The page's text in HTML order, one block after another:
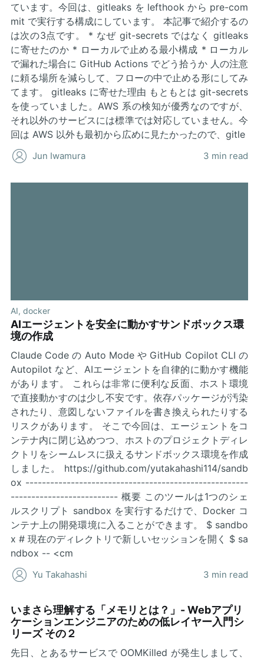
ています。今回は、gitleaks を lefthook から pre-com
mit で実行する構成にしています。 本記事で紹介するの
は次の3点です。 * なぜ git-secrets ではなく gitleaks
に寄せたのか * ローカルで止める最小構成 * ローカル
で漏れた場合に GitHub Actions でどう拾うか 人の注意
に頼る場所を減らして、フローの中で止める形にしてみ
てます。 gitleaks に寄せた理由 もともとは git-secrets
を使っていました。AWS 系の検知が優秀なのですが、
それ以外のサービスには標準では対応していません。今
回は AWS 以外も最初から広めに見たかったので、gitle
Jun Iwamura 3 min read
AI, docker
AIエージェントを安全に動かすサンドボックス環
境の作成
Claude Code の Auto Mode や GitHub Copilot CLI の
Autopilot など、AIエージェントを自律的に動かす機能
があります。 これらは非常に便利な反面、ホスト環境
で直接動かすのは少し不安です。依存パッケージが汚染
されたり、意図しないファイルを書き換えられたりする
リスクがあります。 そこで今回は、エージェントをコ
ンテナ内に閉じ込めつつ、ホストのプロジェクトディレ
クトリをシームレスに扱えるサンドボックス環境を作成
しました。 https://github.com/yutakahashi114/sandb
ox ------------------------------------------------------
-------------------------- 概要 このツールは1つのシェ
ルスクリプト sandbox を実行するだけで、Docker コ
ンテナ上の開発環境に入ることができます。 $ sandbo
x # 現在のディレクトリで新しいセッションを開く $ sa
ndbox -- <cm
Yu Takahashi 3 min read
いまさら理解する「メモリとは？」- Webアプリ
ケーションエンジニアのための低レイヤー入門シ
リーズ その２
先日、とあるサービスで OOMKilled が発生しまして、